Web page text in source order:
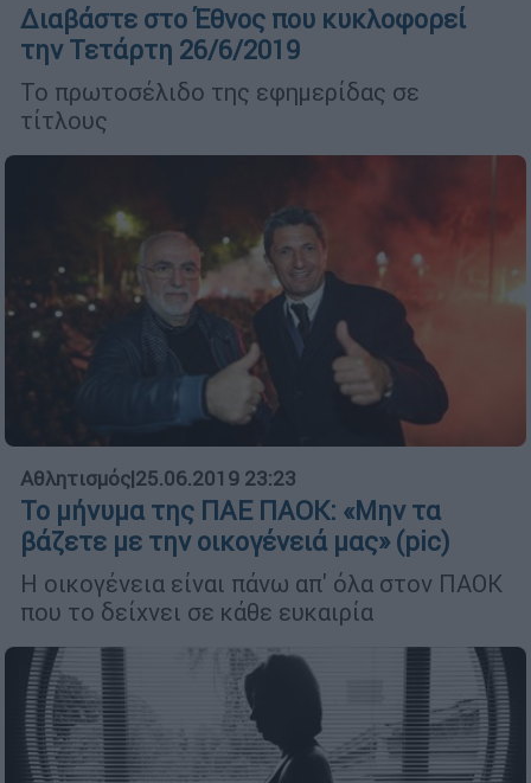
Διαβάστε στο Έθνος που κυκλοφορεί
την Τετάρτη 26/6/2019
Το πρωτοσέλιδο της εφημερίδας σε
τίτλους
Αθλητισμός|25.06.2019 23:23
Το μήνυμα της ΠΑΕ ΠΑΟΚ: «Μην τα
βάζετε με την οικογένειά μας» (pic)
Η οικογένεια είναι πάνω απ' όλα στον ΠΑΟΚ
που το δείχνει σε κάθε ευκαιρία